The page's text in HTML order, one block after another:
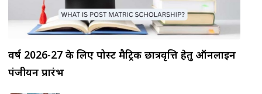
वर्ष 2026-27 के लिए पोस्ट मैट्रिक छात्रवृत्ति हेतु ऑनलाइन
पंजीयन प्रारंभ